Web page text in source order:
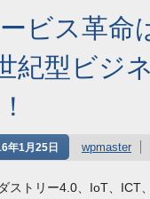
ビス革命
紀型ビジ
年1月25日 wpmaster
ストリー4.0、IoT、ICT